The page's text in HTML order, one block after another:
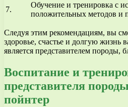
7.
Обучение и тренировка с
положительных методов и
Следуя этим рекомендациям, вы
здоровье, счастье и долгую жизнь
является представителем породы,
Воспитание и
представителя
пойнтер